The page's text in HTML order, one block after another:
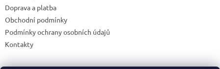
Doprava a platba
Obchodní podmínky
Podmínky ochrany osobních údajů
Kontakty